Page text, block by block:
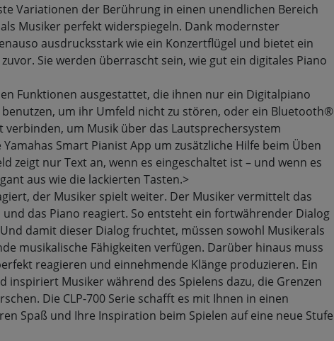
Variationen der Berührung in einen unendlichen Bereich
Musiker perfekt widerspiegeln. Dank modernster
ausdrucksstark wie ein Konzertflügel und bietet ein
Sie werden überrascht sein, wie gut ein digitales Piano
Funktionen ausgestattet, die ihnen nur ein Digitalpiano
um ihr Umfeld nicht zu stören, oder ein Bluetooth®
um Musik über das Lautsprechersystem
Smart Pianist App um zusätzliche Hilfe beim Üben
zeigt nur Text an, wenn es eingeschaltet ist – und wenn es
aus wie die lackierten Tasten.>
der Musiker spielt weiter. Der Musiker vermittelt das
das Piano reagiert. So entsteht ein fortwährender Dialog
damit dieser Dialog fruchtet, müssen sowohl Musikerals
musikalische Fähigkeiten verfügen. Darüber hinaus muss
reagieren und einnehmende Klänge produzieren. Ein
inspiriert Musiker während des Spielens dazu, die Grenzen
Die CLP-700 Serie schafft es mit Ihnen in einen
Spaß und Ihre Inspiration beim Spielen auf eine neue Stufe